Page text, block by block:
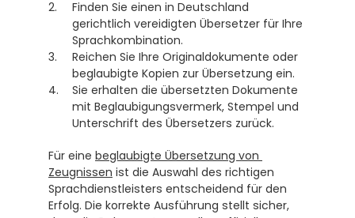
Finden Sie einen in Deutschland
gerichtlich vereidigten Übersetzer für Ihre
Sprachkombination.
Reichen Sie Ihre Originaldokumente oder
beglaubigte Kopien zur Übersetzung ein.
Sie erhalten die übersetzten Dokumente
mit Beglaubigungsvermerk, Stempel und
Unterschrift des Übersetzers zurück.
Für eine beglaubigte Übersetzung von
Zeugnissen ist die Auswahl des richtigen
Sprachdienstleisters entscheidend für den
Erfolg. Die korrekte Ausführung stellt sicher,